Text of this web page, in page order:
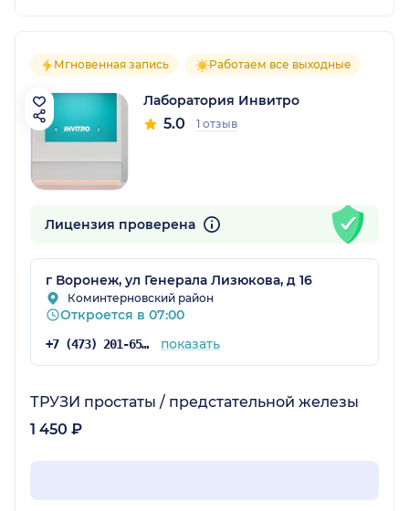
Мгновенная запись Работаем все выходные
Лаборатория Инвитро
5.0 1 отзыв
Лицензия проверена
г Воронеж, ул Генерала Лизюкова, д 16
Коминтерновский район
Откроется в 07:00
+7 (473) 201-65-34 показать
ТРУЗИ простаты / предстательной железы
1 450 ₽